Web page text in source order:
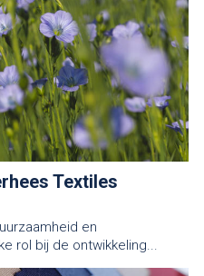
Textiles
en
rol bij de ontwikkeling...